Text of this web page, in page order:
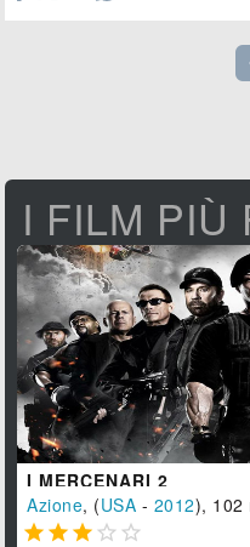
I FILM PIÙ
I MERCENARI 2
Azione, (USA - 2012), 102
    